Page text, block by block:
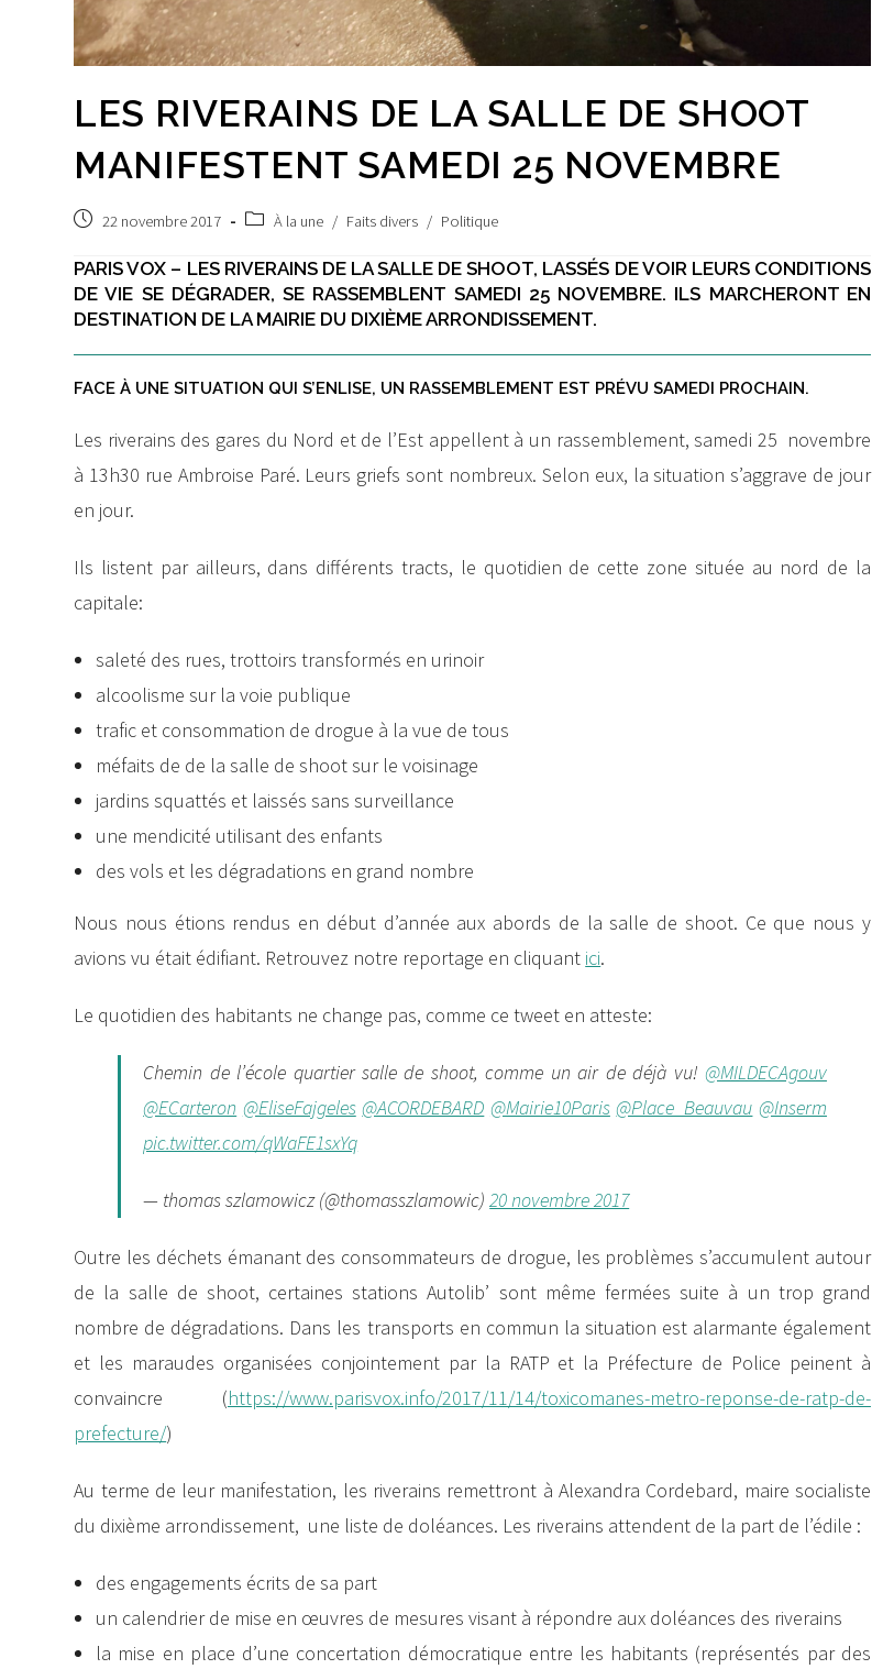
LES RIVERAINS DE LA SALLE DE SHOOT
MANIFESTENT SAMEDI 25 NOVEMBRE
Post22 novembre 2017
PostÀ la une / Faits divers / Politique
PARIS VOX – LES RIVERAINS DE LA SALLE DE SHOOT, LASSÉS DE VOIR LEURS CONDITIONS
DE VIE SE DÉGRADER, SE RASSEMBLENT SAMEDI 25 NOVEMBRE. ILS MARCHERONT EN
DESTINATION DE LA MAIRIE DU DIXIÈME ARRONDISSEMENT.
FACE À UNE SITUATION QUI S’ENLISE, UN RASSEMBLEMENT EST PRÉVU SAMEDI PROCHAIN.
Les riverains des gares du Nord et de l’Est appellent à un rassemblement, samedi 25 novembre
à 13h30 rue Ambroise Paré. Leurs griefs sont nombreux. Selon eux, la situation s’aggrave de jour
en jour.
Ils listent par ailleurs, dans différents tracts, le quotidien de cette zone située au nord de la
capitale:
saleté des rues, trottoirs transformés en urinoir
alcoolisme sur la voie publique
trafic et consommation de drogue à la vue de tous
méfaits de de la salle de shoot sur le voisinage
jardins squattés et laissés sans surveillance
une mendicité utilisant des enfants
des vols et les dégradations en grand nombre
Nous nous étions rendus en début d’année aux abords de la salle de shoot. Ce que nous y
avions vu était édifiant. Retrouvez notre reportage en cliquant ici.
Le quotidien des habitants ne change pas, comme ce tweet en atteste:
Chemin de l’école quartier salle de shoot, comme un air de déjà vu! @MILDECAgouv
@ECarteron @EliseFajgeles @ACORDEBARD @Mairie10Paris @Place_Beauvau @Inserm
pic.twitter.com/qWaFE1sxYq
— thomas szlamowicz (@thomasszlamowic)20 novembre 2017
Outre les déchets émanant des consommateurs de drogue, les problèmes s’accumulent autour
de la salle de shoot, certaines stations Autolib’ sont même fermées suite à un trop grand
nombre de dégradations. Dans les transports en commun la situation est alarmante également
et les maraudes organisées conjointement par la RATP et la Préfecture de Police peinent à
convaincre (https://www.parisvox.info/2017/11/14/toxicomanes-metro-reponse-de-ratp-de-
prefecture/)
Au terme de leur manifestation, les riverains remettront à Alexandra Cordebard, maire socialiste
du dixième arrondissement, une liste de doléances. Les riverains attendent de la part de l’édile :
des engagements écrits de sa part
un calendrier de mise en œuvres de mesures visant à répondre aux doléances des riverains
la mise en place d’une concertation démocratique entre les habitants (représentés par des